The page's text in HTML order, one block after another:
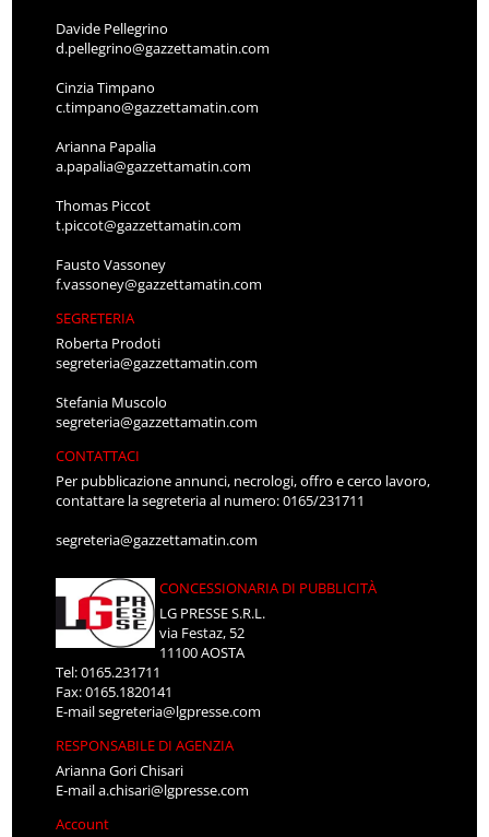
Davide Pellegrino
d.pellegrino@gazzettamatin.com
Cinzia Timpano
c.timpano@gazzettamatin.com
Arianna Papalia
a.papalia@gazzettamatin.com
Thomas Piccot
t.piccot@gazzettamatin.com
Fausto Vassoney
f.vassoney@gazzettamatin.com
SEGRETERIA
Roberta Prodoti
segreteria@gazzettamatin.com
Stefania Muscolo
segreteria@gazzettamatin.com
CONTATTACI
Per pubblicazione annunci, necrologi, offro e cerco lavoro,
contattare la segreteria al numero: 0165/231711
segreteria@gazzettamatin.com
CONCESSIONARIA DI PUBBLICITÀ
LG PRESSE S.R.L.
via Festaz, 52
11100 AOSTA
Tel: 0165.231711
Fax: 0165.1820141
E-mailsegreteria@lgpresse.com
RESPONSABILE DI AGENZIA
Arianna Gori Chisari
E-maila.chisari@lgpresse.com
Account